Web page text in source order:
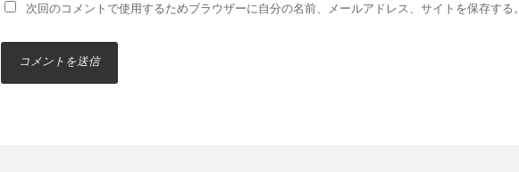
次回のコメントで使用するためブラウザーに自分の名前、メールアドレス、サイトを保存する。